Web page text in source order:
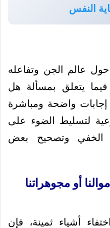
النفس
حول عالم الجن وتفاعله
فيما يتعلق بمسألة هل
واضحة ومباشرة
لتسليط الضوء على
الخفي وتصحيح بعض
أو مجوهراتنا
أشياء ثمينة، فإن